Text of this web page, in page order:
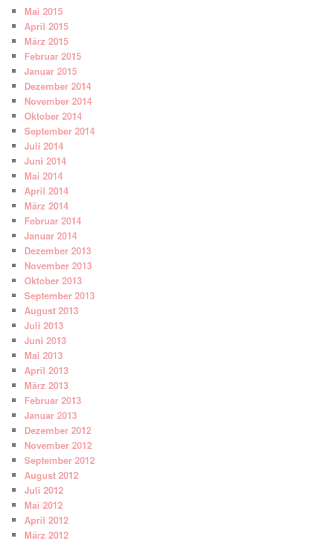
Mai 2015
April 2015
März 2015
Februar 2015
Januar 2015
Dezember 2014
November 2014
Oktober 2014
September 2014
Juli 2014
Juni 2014
Mai 2014
April 2014
März 2014
Februar 2014
Januar 2014
Dezember 2013
November 2013
Oktober 2013
September 2013
August 2013
Juli 2013
Juni 2013
Mai 2013
April 2013
März 2013
Februar 2013
Januar 2013
Dezember 2012
November 2012
September 2012
August 2012
Juli 2012
Mai 2012
April 2012
März 2012